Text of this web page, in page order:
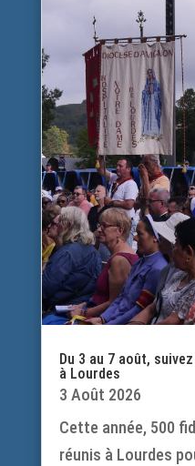
Du 3 au 7 août,
à Lourdes
3 Août 2026
Cette année, 500
réunis à Lourdes